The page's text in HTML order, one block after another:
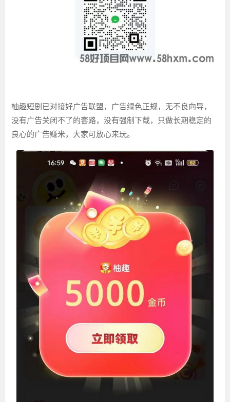
柚趣短剧已对接好广告联盟，广告绿色正规，无不良向导，
没有广告关闭不了的套路，没有强制下载，只做长期稳定的
良心的广告赚米，大家可放心来玩。